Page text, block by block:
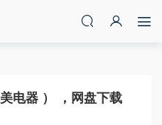
电器 ） ，网盘下载